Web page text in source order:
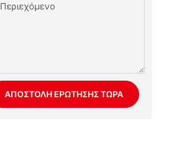
Περιεχόμενο
ΑΠΟΣΤΟΛΉ ΕΡΏΤΗΣΗΣ ΤΏΡΑ